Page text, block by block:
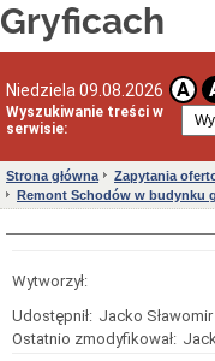
Gryficach
Niedziela 09.08.2026 A
Wyszukiwanie treści w
serwisie:
ADMINISTRATORA
DLA
UCZNIÓW
RODZICÓW
(RODO)
Sprawozdania
finansowe
jednostki
Deklaracja
o
stanie
zapewnienia
dostępności
podmiotu
Strona główna Zapytania
Remont Schodów w budynku
Wytworzył:
Udostępnił: Jacko Sławomir
Ostatnio zmodyfikował: